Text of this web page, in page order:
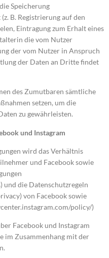
Speicherung
B. Registrierung auf den
Eintragung zum Erhalt eines
die vom Nutzer
der vom Nutzer in Anspruch
der Daten an Dritte findet
des Zumutbaren sämtliche
setzen, um die
zu gewährleisten.
und Instagram
wird das Verhältnis
und Facebook sowie
die Datenschutzregeln
von Facebook sowie
policy/)
Facebook und Instagram
im Zusammenhang mit der